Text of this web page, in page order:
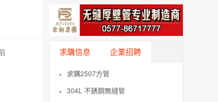
求購信息 企業招聘
求購2507方管
304L 不銹鋼無縫管